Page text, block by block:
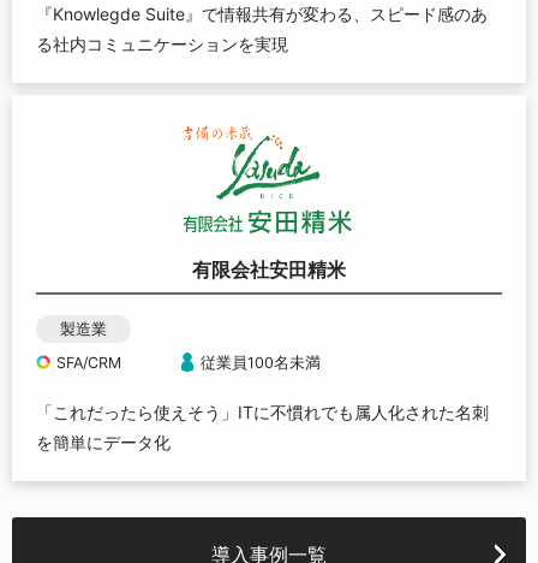
『Knowlegde Suite』で情報共有が変わる、スピード感のあ
る社内コミュニケーションを実現
有限会社安田精米
製造業
SFA/CRM
従業員100名未満
「これだったら使えそう」ITに不慣れでも属人化された名刺
を簡単にデータ化
導入事例一覧